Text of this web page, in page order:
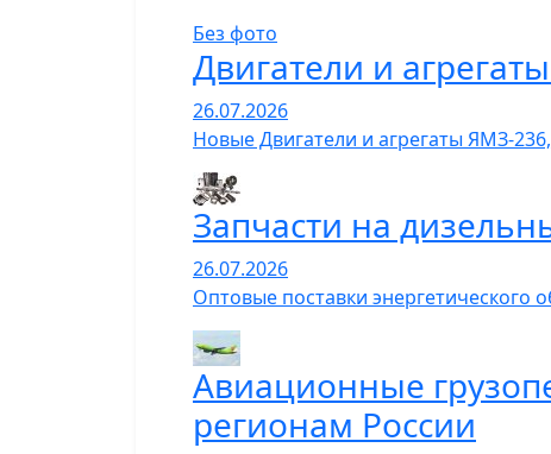
Без фото
Двигатели и
26.07.2026
Новые Двигатели и агрегаты ЯМЗ-
Запчасти на
26.07.2026
Оптовые поставки энергетического
Авиационные
регионам России